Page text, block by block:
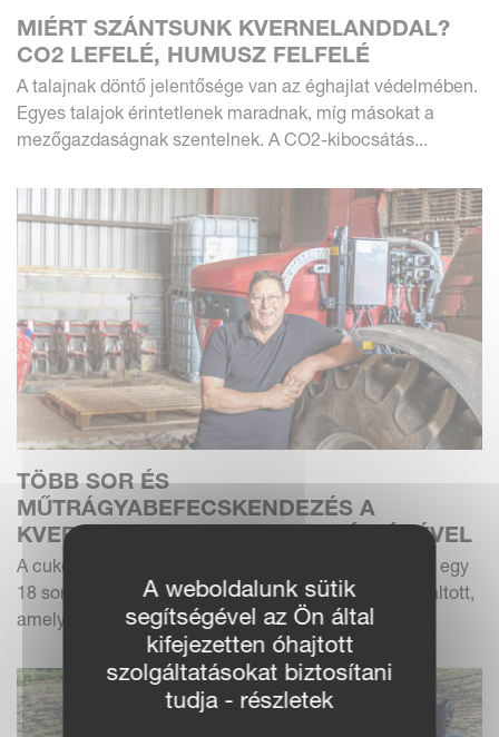
MIÉRT SZÁNTSUNK KVERNELANDDAL?
CO2 LEFELÉ, HUMUSZ FELFELÉ
A talajnak döntő jelentősége van az éghajlat védelmében.
Egyes talajok érintetlenek maradnak, míg másokat a
mezőgazdaságnak szentelnek. A CO2-kibocsátás...
TÖBB SOR ÉS
MŰTRÁGYABEFECSKENDEZÉS A
KVERNELAND MONOPILL SEGÍTSÉGÉVEL
A cukorrépa-specialista RJC Todd az idei szezonban egy
18 soros Kverneland Monopill precíziós vetőgépre váltott,
amely fronttartállyal van kiegészítve a...
A weboldalunk sütik
segítségével az Ön által
kifejezetten óhajtott
szolgáltatásokat biztosítani
tudja - részletek